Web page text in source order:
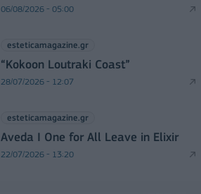
06/08/2026 - 05:00
esteticamagazine.gr
“Kokoon Loutraki Coast”
28/07/2026 - 12:07
esteticamagazine.gr
Aveda I One for All Leave in Elixir
22/07/2026 - 13:20